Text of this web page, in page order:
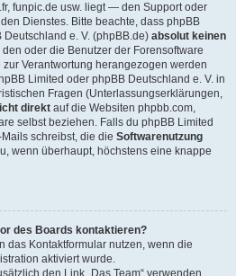
funpic.de usw. liegt — den Support oder
Dienstes. Bitte beachte, dass phpBB
e. V. (phpBB.de) absolut keinen
oder die Benutzer der Forensoftware
Verantwortung herangezogen werden
Limited oder phpBB Deutschland e. V. in
Fragen (Unterlassungserklärungen,
direkt auf die Websiten phpbb.com,
selbst beziehen. Falls du phpBB Limited
schreibst, die die Softwarenutzung
wenn überhaupt, höchstens eine knappe
des Boards kontaktieren?
das Kontaktformular nutzen, wenn die
aktiviert wurde.
den Link „Das Team“ verwenden.